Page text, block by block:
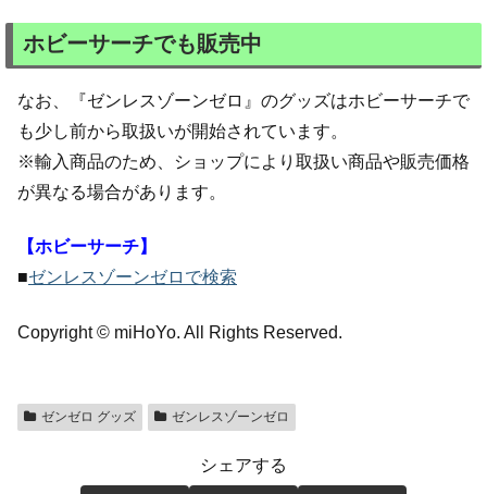
ホビーサーチでも販売中
なお、『ゼンレスゾーンゼロ』のグッズはホビーサーチで
も少し前から取扱いが開始されています。
※輸入商品のため、ショップにより取扱い商品や販売価格
が異なる場合があります。
【ホビーサーチ】
■ゼンレスゾーンゼロで検索
Copyright © miHoYo. All Rights Reserved.
ゼンゼロ グッズ ゼンレスゾーンゼロ
シェアする